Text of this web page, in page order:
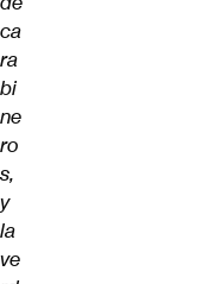
ca
ra
bi
ne
ro
s,
y
la
ve